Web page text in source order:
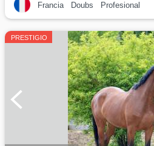
Francia Doubs Profesional
PRESTIGIO